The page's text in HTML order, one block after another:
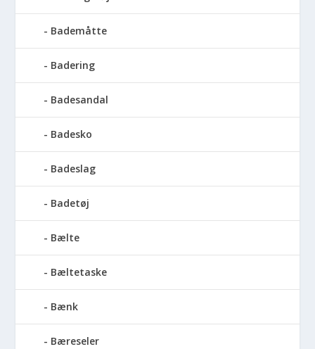
Bademåtte
Badering
Badesandal
Badesko
Badeslag
Badetøj
Bælte
Bæltetaske
Bænk
Bæreseler